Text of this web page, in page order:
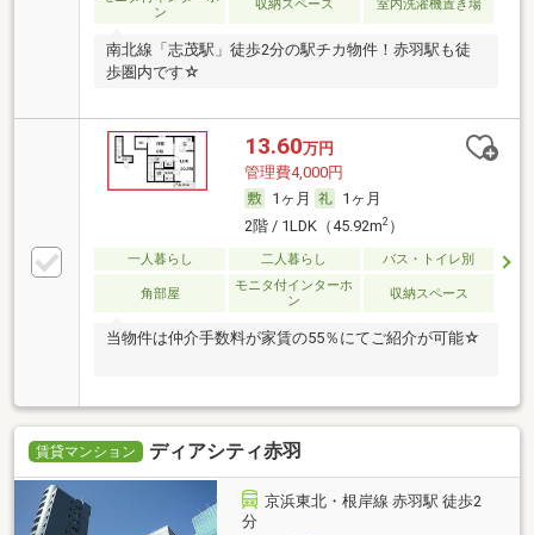
ン
収納スペース 室内洗濯機置き場
南北線「志茂駅」徒歩2分の駅チカ物件！赤羽駅も徒
歩圏内です☆
13.60万円
管理費4,000円
1ヶ月
1ヶ月
2階 / 1LDK（45.92m2）
一人暮らし 二人暮らし バス・トイレ別
角部屋
モニタ付インターホ
ン
収納スペース
当物件は仲介手数料が家賃の55％にてご紹介が可能☆
賃貸マンション ディアシティ赤羽
京浜東北・根岸線 赤羽駅 徒歩2
分